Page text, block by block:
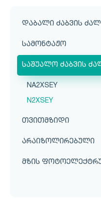
დაბალი ძაბვის
სამონტაჟო
საშუალო ძაბვის
NA2XSEY
N2XSEY
თვითმზიდი
არაიზოლირებული
მზის